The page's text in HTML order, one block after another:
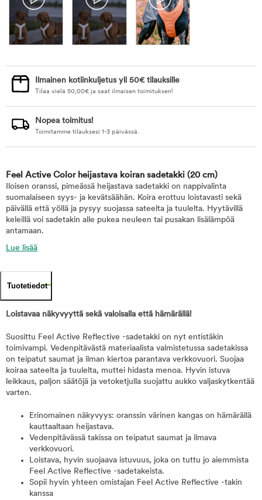
Ilmainen kotiinkuljetus yli 50€ tilauksille
Tilaa vielä 50,00€ ja saat ilmaisen toimituksen!
Nopea toimitus!
Toimitamme tilauksesi 1-3 päivässä.
Feel Active Color heijastava koiran sadetakki (20 cm)
Iloisen oranssi, pimeässä heijastava sadetakki on nappivalinta
suomalaiseen syys- ja kevätsäähän. Koira erottuu loistavasti sekä
päivällä että yöllä ja pysyy suojassa sateelta ja tuulelta. Hyytävillä
keleillä voi sadetakin alle pukea neuleen tai pusakan lisälämpöä
antamaan.
Lue lisää
Tuotetiedot
Loistavaa näkyvyyttä sekä valoisalla että hämärällä!
Suosittu Feel Active Reflective -sadetakki on nyt entistäkin
toimivampi. Vedenpitävästä materiaalista valmistetussa sadetakissa
on teipatut saumat ja ilman kiertoa parantava verkkovuori. Suojaa
koiraa sateelta ja tuulelta, muttei hidasta menoa. Hyvin istuva
leikkaus, paljon säätöjä ja vetoketjulla suojattu aukko valjaskytkentää
varten.
Erinomainen näkyvyys: oranssin värinen kangas on hämärällä
kauttaaltaan heijastava.
Vedenpitävässä takissa on teipatut saumat ja ilmava
verkkovuori.
Loistava, hyvin suojaava istuvuus, joka on tuttu jo aiemmista
Feel Active Reflective -sadetakeista.
Sopii hyvin yhteen omistajan Feel Active Reflective -takin
kanssa